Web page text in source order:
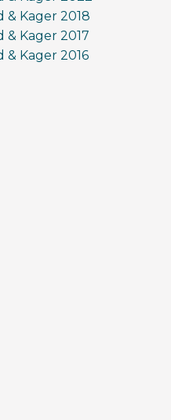
& Kager 2018
& Kager 2017
& Kager 2016